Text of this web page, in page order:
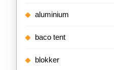
aluminium
baco tent
blokker